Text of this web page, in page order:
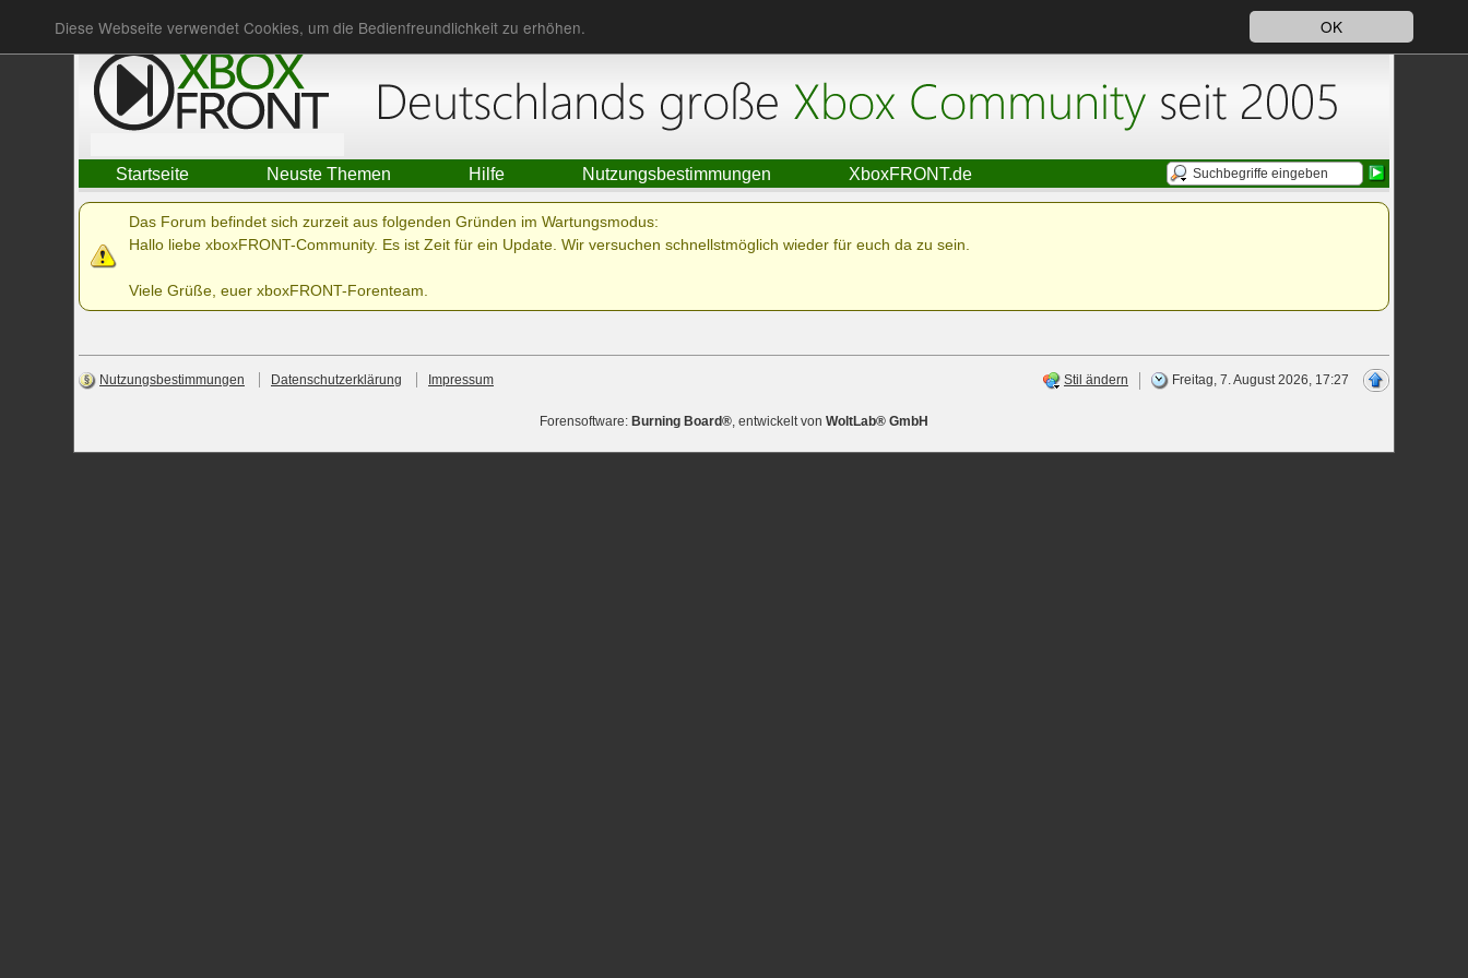
OK
Diese Webseite verwendet Cookies, um die Bedienfreundlichkeit zu erhöhen.
Du bist nicht angemeldet. Anmelden
Startseite Neuste Themen Hilfe Nutzungsbestimmungen XboxFRONT.de
Das Forum befindet sich zurzeit aus folgenden Gründen im Wartungsmodus:
Hallo liebe xboxFRONT-Community. Es ist Zeit für ein Update. Wir versuchen schnellstmöglich wieder für euch da zu sein.
Viele Grüße, euer xboxFRONT-Forenteam.
Nutzungsbestimmungen Datenschutzerklärung Impressum Stil ändern Freitag, 7. August 2026, 17:27
Forensoftware: Burning Board®, entwickelt von WoltLab® GmbH